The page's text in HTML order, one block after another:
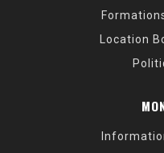
Location